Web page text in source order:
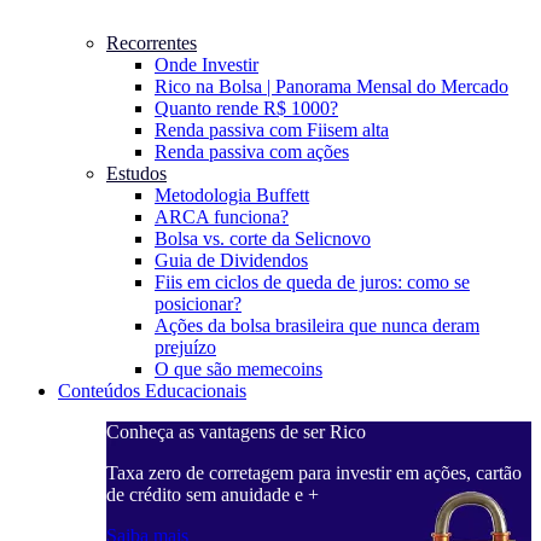
Recorrentes
Onde Investir
Rico na Bolsa | Panorama Mensal do Mercado
Quanto rende R$ 1000?
Renda passiva com Fiisem alta
Renda passiva com ações
Estudos
Metodologia Buffett
ARCA funciona?
Bolsa vs. corte da Selicnovo
Guia de Dividendos
Fiis em ciclos de queda de juros: como se
posicionar?
Ações da bolsa brasileira que nunca deram
prejuízo
O que são memecoins
Conteúdos Educacionais
Conheça as vantagens de ser Rico
Taxa zero de corretagem para investir em ações, cartão
de crédito sem anuidade e +
Saiba mais